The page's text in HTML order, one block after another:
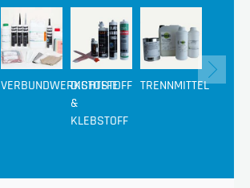
VERBUNDWERKSTOFFE
DICHTSTOFF
&
KLEBSTOFF
TRENNMITTEL